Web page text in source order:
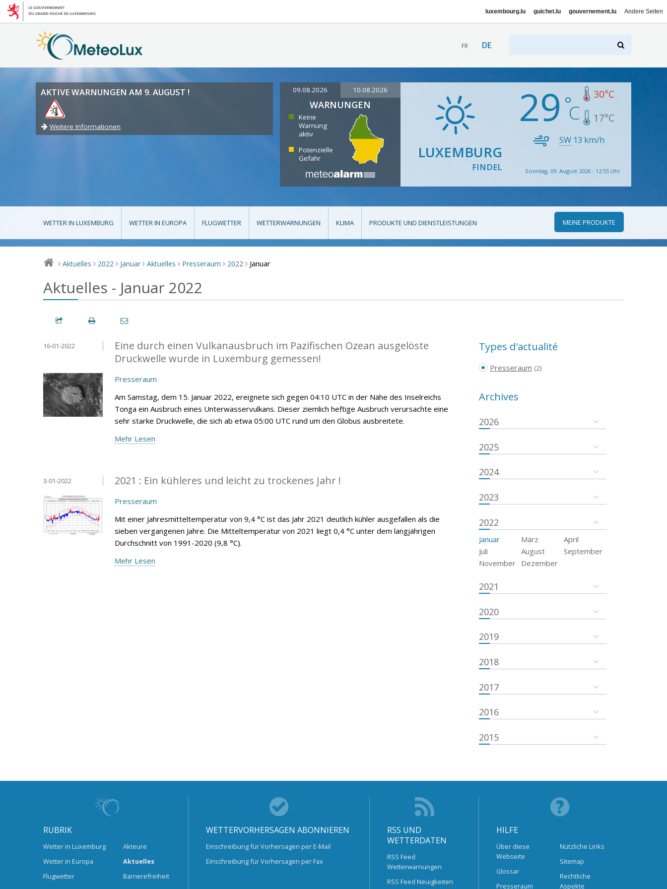
luxembourg.lu guichet.lu gouvernement.lu Andere Seiten
FR DE
AKTIVE WARNUNGEN AM 9. AUGUST !
Weitere Informationen
09.08.2026 10.08.2026
WARNUNGEN
Keine
Warnung
aktiv
Potenzielle
Gefahr
LUXEMBURG
FINDEL
29 30°C
17°C
SW 13 km/h
Sonntag, 09. August 2026 - 12:55 Uhr
WETTER IN LUXEMBURG WETTER IN EUROPA FLUGWETTER WETTERWARNUNGEN KLIMA PRODUKTE UND DIENSTLEISTUNGEN MEINE PRODUKTE
> Aktuelles > 2022 > Januar > Aktuelles > Presseraum > 2022 > Januar
Aktuelles - Januar 2022
Eine durch einen Vulkanausbruch im Pazifischen Ozean ausgelöste
Druckwelle wurde in Luxemburg gemessen!
16-01-2022
Presseraum
Am Samstag, dem 15. Januar 2022, ereignete sich gegen 04:10 UTC in der Nähe des Inselreichs
Tonga ein Ausbruch eines Unterwasservulkans. Dieser ziemlich heftige Ausbruch verursachte eine
sehr starke Druckwelle, die sich ab etwa 05:00 UTC rund um den Globus ausbreitete.
Mehr Lesen
2021 : Ein kühleres und leicht zu trockenes Jahr !
3-01-2022
Presseraum
Mit einer Jahresmitteltemperatur von 9,4 °C ist das Jahr 2021 deutlich kühler ausgefallen als die
sieben vergangenen Jahre. Die Mitteltemperatur von 2021 liegt 0,4 °C unter dem langjährigen
Durchschnitt von 1991-2020 (9,8 °C).
Mehr Lesen
Types d'actualité
Presseraum (2)
Archives
2026
2025
2024
2023
2022
Januar März
April
Juli
August
September
November
Dezember
2021
2020
2019
2018
2017
2016
2015
RUBRIK
Wetter in Luxemburg
Wetter in Europa
Flugwetter
Akteure
Aktuelles
Barrierefreiheit
WETTERVORHERSAGEN ABONNIEREN
Einschreibung für Vorhersagen per E-Mail
Einschreibung für Vorhersagen per Fax
RSS UND
WETTERDATEN
RSS Feed
Wetterwarnungen
RSS Feed Neuigkeiten
HILFE
Über diese
Webseite
Glossar
Presseraum
Nützliche Links
Sitemap
Rechtliche
Aspekte